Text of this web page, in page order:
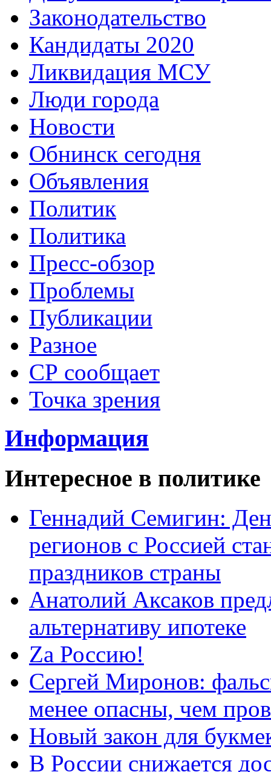
Законодательство
Кандидаты 2020
Ликвидация МСУ
Люди города
Новости
Обнинск сегодня
Объявления
Политик
Политика
Пресс-обзор
Проблемы
Публикации
Разное
СР сообщает
Точка зрения
Информация
Интересное в политике
Геннадий Семигин:
регионов с Россией
праздников страны
Анатолий Аксаков
альтернативу ипотеке
Zа Россию!
Сергей Миронов:
менее опасны, чем
Новый закон для
В России снижается